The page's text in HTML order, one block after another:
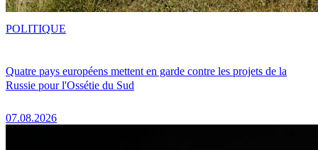
Quatre pays européens mettent en garde contre les projets de la
Russie pour l'Ossétie du Sud
07.08.2026
POLITIQUE